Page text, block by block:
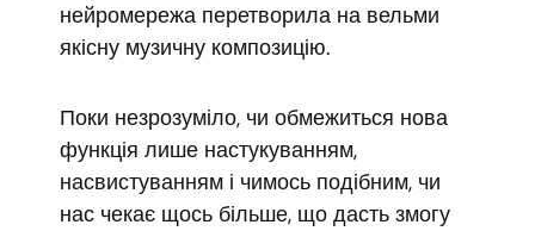
нейромережа перетворила на вельми
якісну музичну композицію.
Поки незрозуміло, чи обмежиться нова
функція лише настукуванням,
насвистуванням і чимось подібним, чи
нас чекає щось більше, що дасть змогу